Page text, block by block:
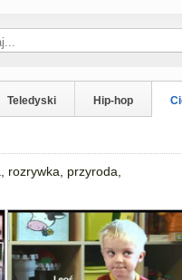
Teledyski Hip-hop
rozrywka, przyroda,